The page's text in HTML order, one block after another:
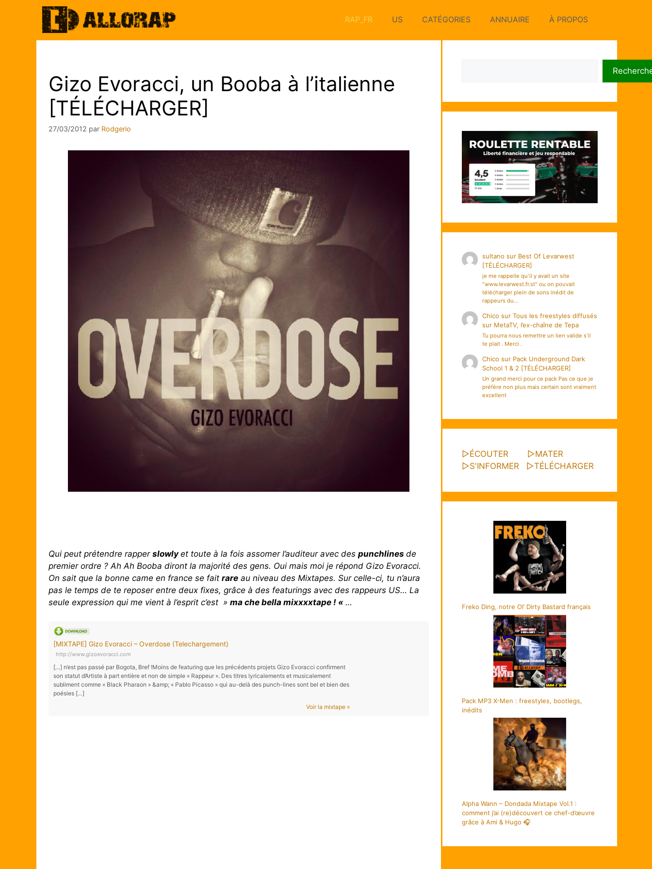
RAP_FR US CATÉGORIES ANNUAIRE À PROPOS
Gizo Evoracci, un Booba à l’italienne
[TÉLÉCHARGER]
27/03/2012 par Rodgerio
Qui peut prétendre rapper slowlyet toute à la fois assomer l’auditeur avec des punchlines de
premier ordre ? Ah Ah Booba diront la majorité des gens. Oui mais moi je répond Gizo Evoracci.
On sait que la bonne came en france se fait rare au niveau des Mixtapes. Sur celle-ci, tu n’aura
pas le temps de te reposer entre deux fixes, grâce à des featurings avec des rappeurs US… La
seule expression qui me vient à l’esprit c’est » ma che bella mixxxxtape ! « …
[MIXTAPE] Gizo Evoracci – Overdose (Telechargement)
http://www.gizoevoracci.com
[…] n’est pas passé par Bogota, Bref !Moins de featuring que les précédents projets Gizo Evoracci confirment
son statut d’Artiste à part entière et non de simple « Rappeur ». Des titres lyricalements et musicalement
subliment comme « Black Pharaon » &amp; « Pablo Picasso » qui au-delà des punch-lines sont bel et bien des
poésies […]
Voir la mixtape »
sultano sur Best Of Levarwest
[TÉLÉCHARGER]
je me rappelle qu'il y avait un site
"www.levarwest.fr.st" ou on pouvait
télécharger plein de sons inédit de
rappeurs du…
Chico surTous les freestyles diffusés
sur MetaTV, l’ex-chaîne de Tepa
Tu pourra nous remettre un lien valide s'il
te plait . Merci .
Chico sur Pack Underground Dark
School 1 & 2 [TÉLÉCHARGER]
Un grand merci pour ce pack Pas ce que je
préfère non plus mais certain sont vraiment
excellent
▷ÉCOUTER ▷MATER
▷S'INFORMER ▷TÉLÉCHARGER
Freko Ding, notre Ol’ Dirty Bastard français
Pack MP3 X-Men : freestyles, bootlegs,
inédits
Alpha Wann – Dondada Mixtape Vol.1 :
comment j’ai (re)découvert ce chef-d’œuvre
grâce à Ami & Hugo 🎧